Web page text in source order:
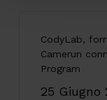
CodyLab,
Camerun
Program
25 Giugno